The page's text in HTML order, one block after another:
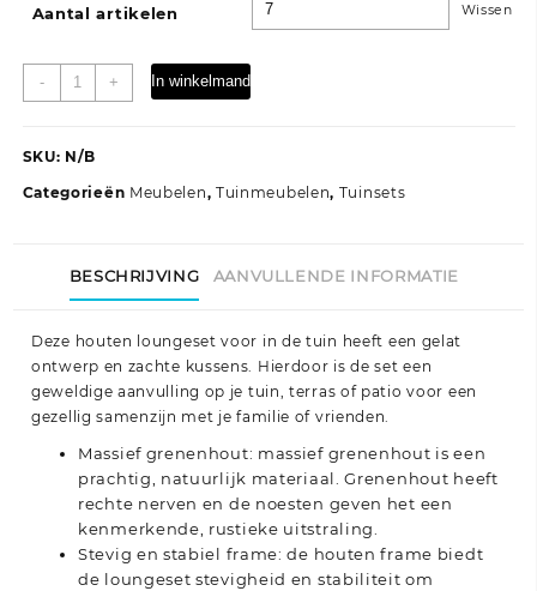
Aantal artikelen Wissen
-
delige
met
massief
aantal
+ In winkelmand
SKU: N/B
Categorieën Meubelen, Tuinmeubelen, Tuinsets
BESCHRIJVING AANVULLENDE INFORMATIE
Deze houten loungeset voor in de tuin heeft een gelat
ontwerp en zachte kussens. Hierdoor is de set een
geweldige aanvulling op je tuin, terras of patio voor een
gezellig samenzijn met je familie of vrienden.
Massief grenenhout: massief grenenhout is een
prachtig, natuurlijk materiaal. Grenenhout heeft
rechte nerven en de noesten geven het een
kenmerkende, rustieke uitstraling.
Stevig en stabiel frame: de houten frame biedt
de loungeset stevigheid en stabiliteit om